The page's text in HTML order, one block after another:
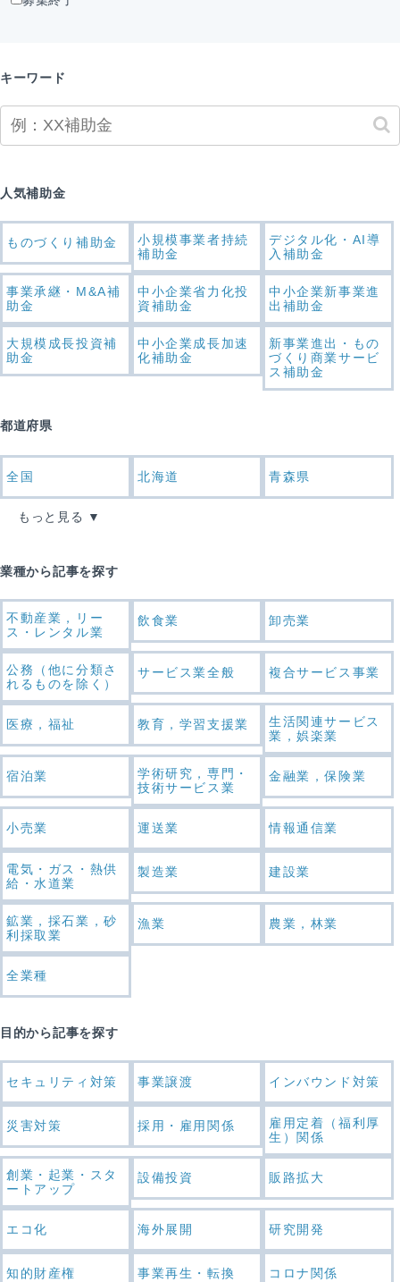
キーワード
人気補助金
ものづくり補助金
小規模事業者持続
補助金
デジタル化・AI導
入補助金
事業承継・M&A補
助金
中小企業省力化投
資補助金
中小企業新事業進
出補助金
大規模成長投資補
助金
中小企業成長加速
化補助金
新事業進出・もの
づくり商業サービ
ス補助金
都道府県
全国 北海道 青森県
もっと見る
業種から記事を探す
不動産業，リー
ス・レンタル業
飲食業 卸売業
公務（他に分類さ
れるものを除く）
サービス業全般 複合サービス事業
医療，福祉 教育，学習支援業
生活関連サービス
業，娯楽業
宿泊業
学術研究，専門・
技術サービス業
金融業，保険業
小売業 運送業 情報通信業
電気・ガス・熱供
給・水道業
製造業 建設業
鉱業，採石業，砂
利採取業
漁業 農業，林業
全業種
目的から記事を探す
セキュリティ対策 事業譲渡 インバウンド対策
災害対策 採用・雇用関係
雇用定着（福利厚
生）関係
創業・起業・スタ
ートアップ
設備投資 販路拡大
エコ化 海外展開 研究開発
知的財産権 事業再生・転換 コロナ関係